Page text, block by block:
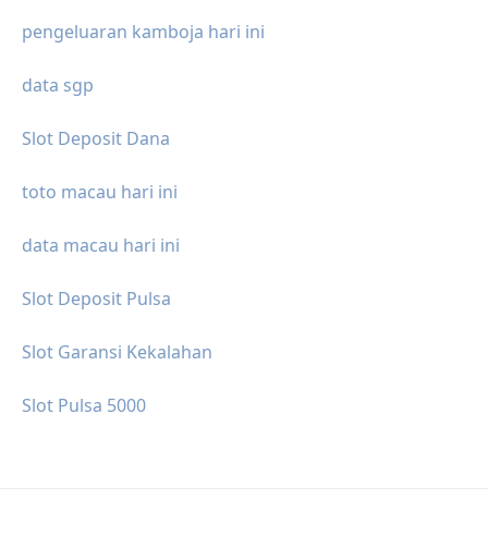
pengeluaran kamboja hari ini
data sgp
Slot Deposit Dana
toto macau hari ini
data macau hari ini
Slot Deposit Pulsa
Slot Garansi Kekalahan
Slot Pulsa 5000